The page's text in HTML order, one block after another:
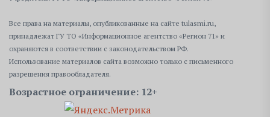
Все права на материалы, опубликованные на сайте tulasmi.ru,
принадлежат ГУ ТО «Информационное агентство «Регион 71» и
охраняются в соответствии с законодательством РФ.
Использование материалов сайта возможно только с письменного
разрешения правообладателя.
Возрастное ограничение: 12+